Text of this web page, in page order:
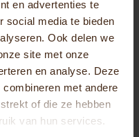
en advertenties te
social media te bieden
Ook delen we
site met onze
en analyse. Deze
met andere
of die ze hebben
van hun services.
heb je eveneens
modellen
kan
Oldenzaal, bij jouw
thuis. Wil je meer
of een afspraak
ons op via het
of stuur ons een